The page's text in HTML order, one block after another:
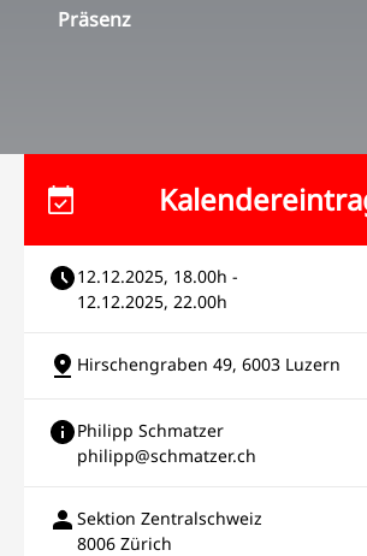
Präsenz
12.12.2025, 18.00h -
12.12.2025, 22.00h
Hirschengraben 49, 6003 Luzern
Philipp Schmatzer
philipp@schmatzer.ch
Sektion Zentralschweiz
8006 Zürich